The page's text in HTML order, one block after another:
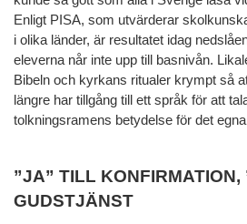
Enligt PISA, som utvärderar
i olika länder, är resultatet idag
eleverna når inte upp till basnivån.
Bibeln och kyrkans ritualer krympt så
längre har tillgång till ett språk för att
tolkningsramens betydelse för det
”JA” TILL KONFIRMATION,
GUDSTJÄNST